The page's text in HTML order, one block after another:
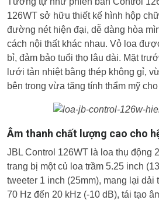
126WT sở hữu thiết kế hình hộp
đường nét hiện đại, dễ dàng hòa
cách nội thất khác nhau. Vỏ loa
bỉ, đảm bảo tuổi thọ lâu dài. Mặt
lưới tản nhiệt bằng thép không gỉ,
bên trong vừa tăng tính thẩm mỹ
Âm thanh chất lượng cao cho
JBL Control 126WT là loa thụ động
trang bị một củ loa trầm 5.25 inch
tweeter 1 inch (25mm), mang lại dải
70 Hz đến 20 kHz (-10 dB), tái tạo